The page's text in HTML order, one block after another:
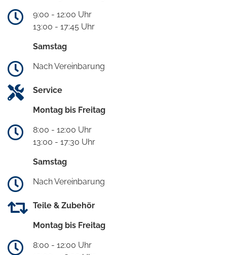
9:00 - 12:00 Uhr
13:00 - 17:45 Uhr
Samstag
Nach Vereinbarung
Service
Montag bis Freitag
8:00 - 12:00 Uhr
13:00 - 17:30 Uhr
Samstag
Nach Vereinbarung
Teile & Zubehör
Montag bis Freitag
8:00 - 12:00 Uhr